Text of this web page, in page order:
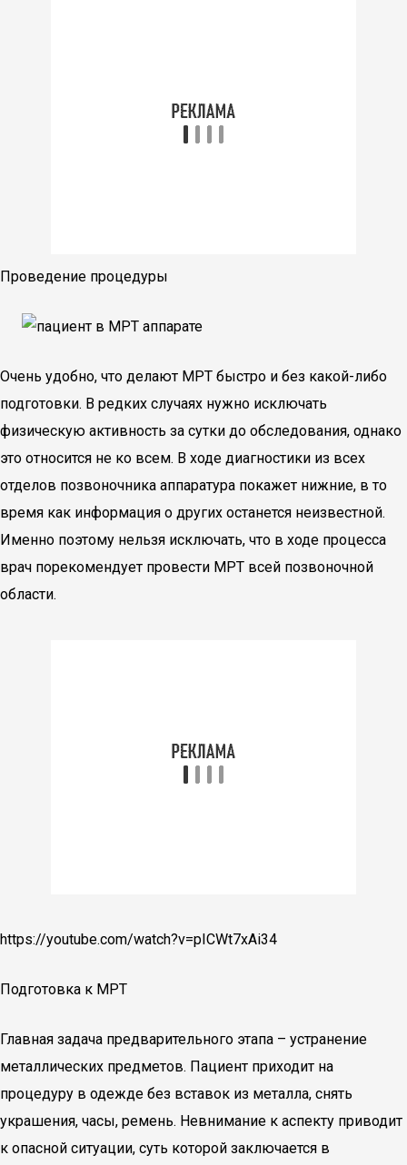
Проведение процедуры
Очень удобно, что делают МРТ быстро и без какой-либо
подготовки. В редких случаях нужно исключать
физическую активность за сутки до обследования, однако
это относится не ко всем. В ходе диагностики из всех
отделов позвоночника аппаратура покажет нижние, в то
время как информация о других останется неизвестной.
Именно поэтому нельзя исключать, что в ходе процесса
врач порекомендует провести МРТ всей позвоночной
области.
https://youtube.com/watch?v=pICWt7xAi34
Подготовка к МРТ
Главная задача предварительного этапа – устранение
металлических предметов. Пациент приходит на
процедуру в одежде без вставок из металла, снять
украшения, часы, ремень. Невнимание к аспекту приводит
к опасной ситуации, суть которой заключается в